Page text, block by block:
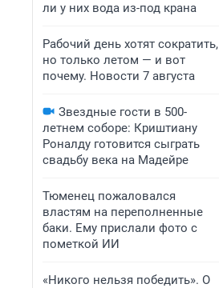
ли у них вода из-под крана
Рабочий день хотят сократить,
но только летом — и вот
почему. Новости 7 августа
Звездные гости в 500-
летнем соборе: Криштиану
Роналду готовится сыграть
свадьбу века на Мадейре
Тюменец пожаловался
властям на переполненные
баки. Ему прислали фото с
пометкой ИИ
«Никого нельзя победить». О